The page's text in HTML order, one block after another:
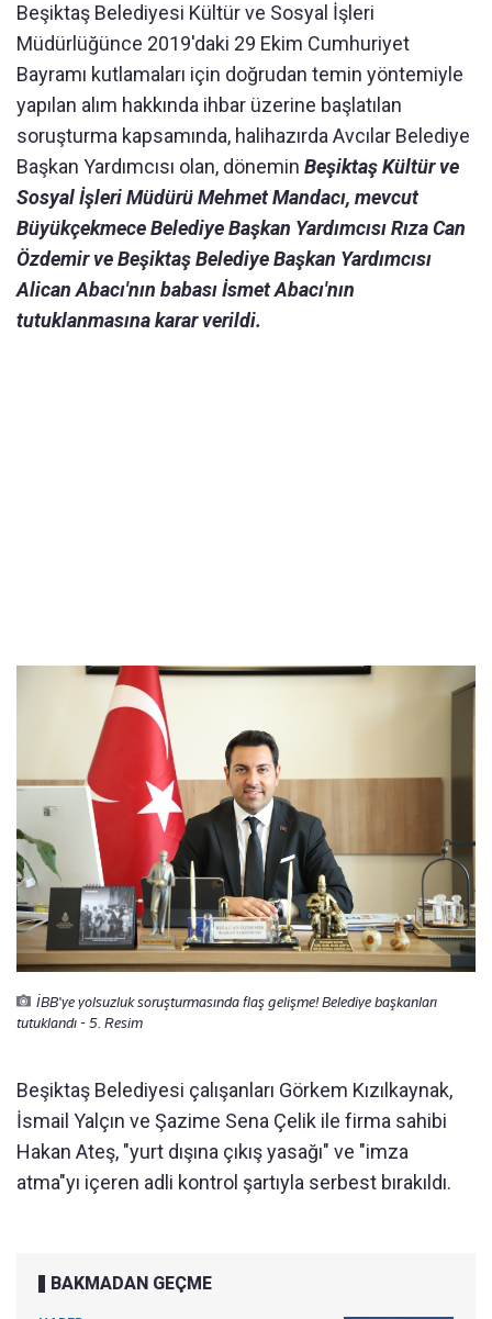
Beşiktaş Belediyesi Kültür ve Sosyal İşleri
Müdürlüğünce 2019'daki 29 Ekim Cumhuriyet
Bayramı kutlamaları için doğrudan temin yöntemiyle
yapılan alım hakkında ihbar üzerine başlatılan
soruşturma kapsamında, halihazırda Avcılar Belediye
Başkan Yardımcısı olan, dönemin Beşiktaş Kültür ve
Sosyal İşleri Müdürü Mehmet Mandacı, mevcut
Büyükçekmece Belediye Başkan Yardımcısı Rıza Can
Özdemir ve Beşiktaş Belediye Başkan Yardımcısı
Alican Abacı'nın babası İsmet Abacı'nın
tutuklanmasına karar verildi.
İBB'ye yolsuzluk soruşturmasında flaş gelişme! Belediye başkanları
tutuklandı - 5. Resim
Beşiktaş Belediyesi çalışanları Görkem Kızılkaynak,
İsmail Yalçın ve Şazime Sena Çelik ile firma sahibi
Hakan Ateş, "yurt dışına çıkış yasağı" ve "imza
atma"yı içeren adli kontrol şartıyla serbest bırakıldı.
BAKMADAN GEÇME